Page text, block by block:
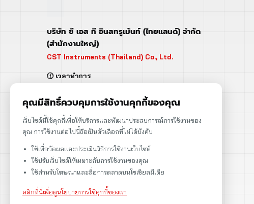
บริษัท ซี เอส ที อินสทรูเม้นท์ (ไทยแลนด์) จำกัด
(สำนักงานใหญ่)
CST Instruments (Thailand) Co., Ltd.
🕜 เวลาทำการ
เสาร์ | 08:00 - 12:00
📍 95 ถ.ร่มเกล้า แขวงคลองสามประเวศ
เขตลาดกระบัง กรุงเทพฯ 10520
Ladkrabang, Bangkok, Thailand 10520
เลขประจำตัวผู้เสียภาษี: 0105566170152
คุณมีสิทธิ์ควบคุมการใช้งานคุกกี้ของคุณ
เว็บไซต์นี้ใช้คุกกี้เพื่อให้บริการและพัฒนาประสบการณ์การใช้งานของ
คุณ การใช้งานต่อไปนี้ถือเป็นตัวเลือกที่ไม่ได้บังคับ
ใช้เพื่อวัดผลและประเมินวิธีการใช้งานเว็บไซต์
ใช้ปรับเว็บไซต์ให้เหมาะกับการใช้งานของคุณ
ใช้สำหรับโฆษณาและสื่อการตลาดบนโซเชียลมีเดีย
คลิกที่นี่เพื่อดูนโยบายการใช้คุกกี้ของเรา